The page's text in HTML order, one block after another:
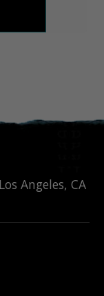
Los Angeles, CA